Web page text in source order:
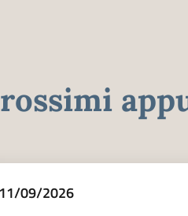
11/09/2026